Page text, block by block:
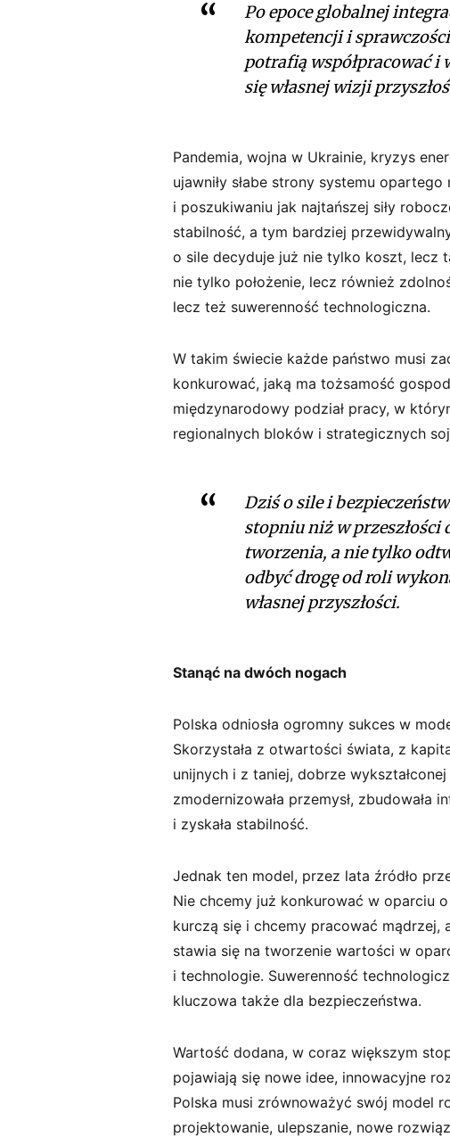
Poepoce globalnej
kompetencjiisprawczości
potrafią współpracowaći
się własnej wizji
Pandemia, wojna w Ukrainie, kryzys
ujawniły słabe strony systemu
i poszukiwaniu jak najtańszej siły
stabilność, a tym bardziej
o sile decyduje już nie tylko koszt, lecz
nie tylko położenie, lecz również
lecz też suwerenność technologiczna.
W takim świecie każde państwo musi
konkurować, jaką ma tożsamość
międzynarodowy podział pracy, w
regionalnych bloków i strategicznych
Dziś o sile i
stopniu niż w przeszłości
tworzenia, a nie tylko
odbyć drogę od roli
własnej przyszłości.
Stanąć na dwóch nogach
Polska odniosła ogromny sukces w
Skorzystała z otwartości świata, z
unijnych i z taniej, dobrze
zmodernizowała przemysł, zbudowała
i zyskała stabilność.
Jednak ten model, przez lata źródło
Nie chcemy już konkurować w oparciu
kurczą się i chcemy pracować mądrzej,
stawia się na tworzenie wartości w
i technologie. Suwerenność
kluczowa także dla bezpieczeństwa.
Wartość dodana, w coraz większym
pojawiają się nowe idee, innowacyjne
Polska musi zrównoważyć swój model
projektowanie, ulepszanie, nowe